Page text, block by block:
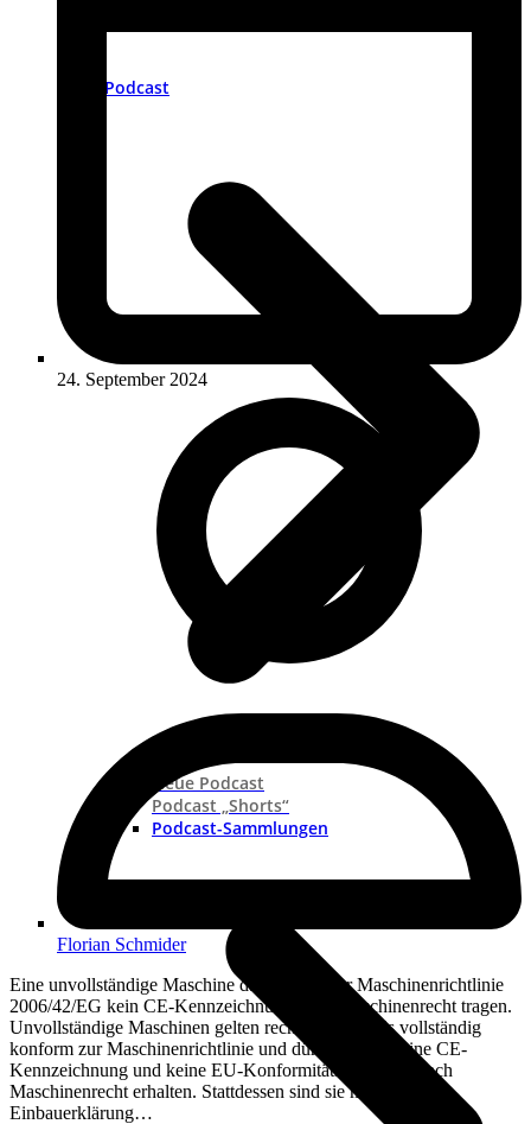
Podcast
Neue Podcast
Podcast „Shorts“
Podcast-Sammlungen
24. September 2024
Florian Schmider
Eine unvollständige Maschine darf gemäß der Maschinenrichtlinie
2006/42/EG kein CE-Kennzeichnung nach Maschinenrecht tragen.
Unvollständige Maschinen gelten rechtlich nicht als vollständig
konform zur Maschinenrichtlinie und dürfen daher keine CE-
Kennzeichnung und keine EU-Konformitätserklärung nach
Maschinenrecht erhalten. Stattdessen sind sie mit einer
Einbauerklärung…